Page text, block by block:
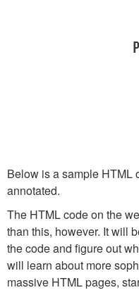
Below is a sample HTML
annotated.
The HTML code on the
than this, however. It will
the code and figure out
will learn about more
massive HTML pages,